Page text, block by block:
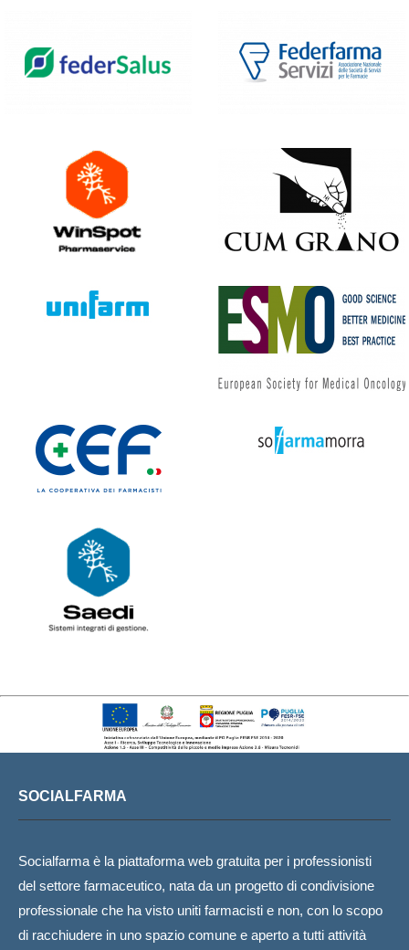
SOCIALFARMA
Socialfarma è la piattaforma web gratuita per i professionisti
del settore farmaceutico, nata da un progetto di condivisione
professionale che ha visto uniti farmacisti e non, con lo scopo
di racchiudere in uno spazio comune e aperto a tutti attività